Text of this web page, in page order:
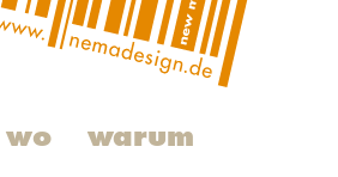
wo warum